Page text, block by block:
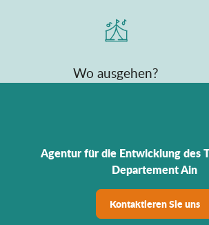
Wo ausgehen?
Agentur für die Entwicklung des
Departement Ain
Kontaktieren Sie uns